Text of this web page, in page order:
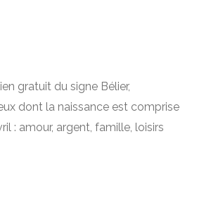
gratuit du signe Bélier,
dont la naissance est comprise
: amour, argent, famille, loisirs